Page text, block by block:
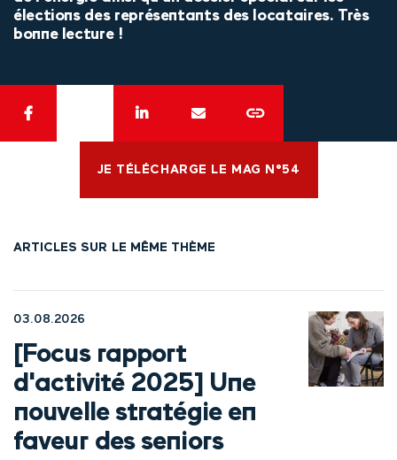
élections des représentants des locataires. Très
bonne lecture !
JE TÉLÉCHARGE LE MAG N°54
ARTICLES SUR LE MÊME THÈME
03.08.2026
[Focus rapport
d'activité 2025] Une
nouvelle stratégie en
faveur des seniors